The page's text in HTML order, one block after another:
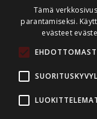
Ota yhteyttä
myynti@rediteq.fi
Tämä
parantamiseksi.
evästeet